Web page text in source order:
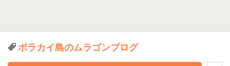
ボラカイ島のムラゴンブログ